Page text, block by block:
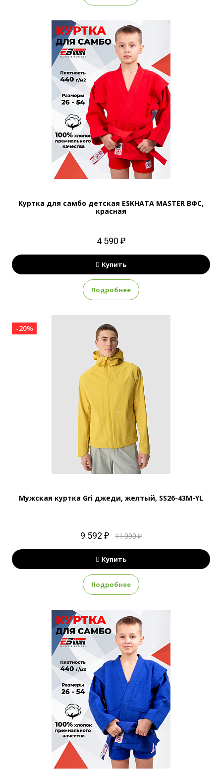
Куртка для самбо детская ESKHATA MASTER ВФС,
красная
4 590 ₽
Купить
Подробнее
-20%
Мужская куртка Gri джеди, желтый, SS26-43M-YL
9 592 ₽ 11 990 ₽
Купить
Подробнее